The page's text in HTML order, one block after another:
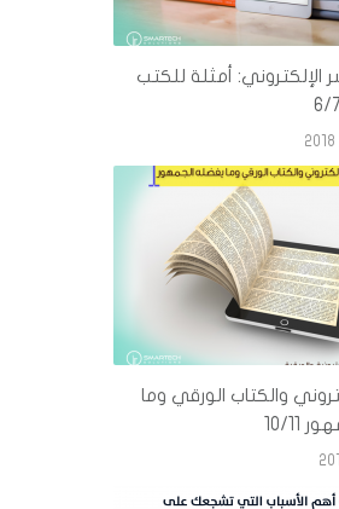
الإلكتروني: أمثلة للكتب
والكتاب الورقي وما
11